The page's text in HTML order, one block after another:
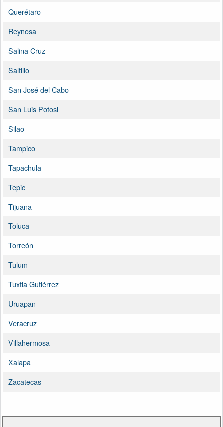
Querétaro
Reynosa
Salina Cruz
Saltillo
San José del Cabo
San Luis Potosi
Silao
Tampico
Tapachula
Tepic
Tijuana
Toluca
Torreón
Tulum
Tuxtla Gutiérrez
Uruapan
Veracruz
Villahermosa
Xalapa
Zacatecas